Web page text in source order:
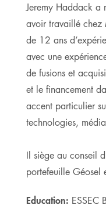
Jeremy Haddack
avoir travaillé chez
de 12 ans
avec une
de fusions et
et le financement
accent particulier
technologies,
Il siège au conseil
portefeuille Géosel
Education: ESSEC